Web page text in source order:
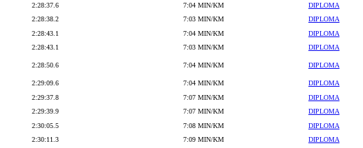
2:28:37.6 7:04 MIN/KM
DIPLOMA
2:28:38.2 7:03 MIN/KM
DIPLOMA
2:28:43.1 7:04 MIN/KM
DIPLOMA
2:28:43.1 7:03 MIN/KM DIPLOMA
2:28:50.6 7:04 MIN/KM DIPLOMA
2:29:09.6 7:04 MIN/KM
DIPLOMA
2:29:37.8 7:07 MIN/KM
DIPLOMA
2:29:39.9 7:07 MIN/KM
DIPLOMA
2:30:05.5 7:08 MIN/KM
DIPLOMA
2:30:11.3 7:09 MIN/KM DIPLOMA